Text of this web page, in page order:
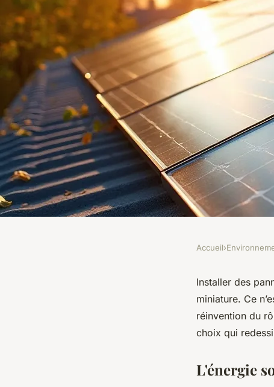
Panneau solaire
reduisez vos
Accueil›
Installer des
miniature. Ce
réinvention du
choix qui
L'énergie